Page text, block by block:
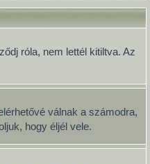
róla, nem lettél kitiltva. Az
válnak a számodra,
hogy éljél vele.